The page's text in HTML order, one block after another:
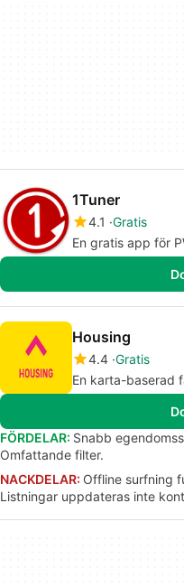
1Tuner
4.1 Gratis
En gratis app för
Housing
4.4 Gratis
En karta-baserad
FÖRDELAR: Snabb
Omfattande filter.
NACKDELAR: Offline surfning
Listningar uppdateras inte